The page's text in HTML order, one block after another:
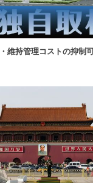
維持管理コストの抑制